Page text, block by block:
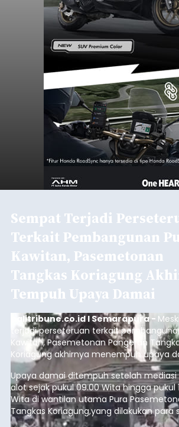
Sempat Terjadi
Terkait Pembangunan
Kawitan, Pasemetonan
Tangkas Koriagung
Tempuh Upaya Damai
balitribune.co.id I Semarapura -
terjadi perseteruan terkait
Kawitan, Pasemetonan Pangeran
Koriagung akhirnya menempuh upaya
pada Minggu (9/8/2026).
Upaya damai ditempuh setelah mediasi
alot sejak pukul 09.00 Wita hingga pukul
Wita di wantilan utama Pura
Tangkas Koriagung,yang dilakukan para
kedua belah pihak yang berseberangan.